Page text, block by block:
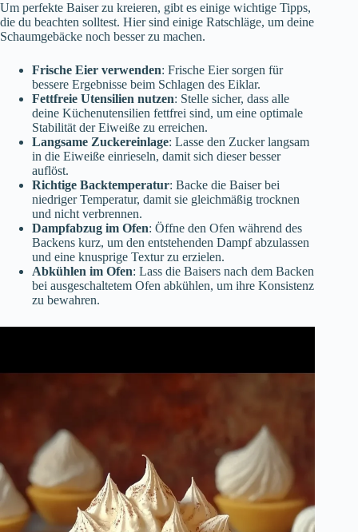
Um perfekte Baiser zu kreieren, gibt es einige wichtige Tipps,
die du beachten solltest. Hier sind einige Ratschläge, um deine
Schaumgebäcke noch besser zu machen.
Frische Eier verwenden: Frische Eier sorgen für
bessere Ergebnisse beim Schlagen des Eiklar.
Fettfreie Utensilien nutzen: Stelle sicher, dass alle
deine Küchenutensilien fettfrei sind, um eine optimale
Stabilität der Eiweiße zu erreichen.
Langsame Zuckereinlage: Lasse den Zucker langsam
in die Eiweiße einrieseln, damit sich dieser besser
auflöst.
Richtige Backtemperatur: Backe die Baiser bei
niedriger Temperatur, damit sie gleichmäßig trocknen
und nicht verbrennen.
Dampfabzug im Ofen: Öffne den Ofen während des
Backens kurz, um den entstehenden Dampf abzulassen
und eine knusprige Textur zu erzielen.
Abkühlen im Ofen: Lass die Baisers nach dem Backen
bei ausgeschaltetem Ofen abkühlen, um ihre Konsistenz
zu bewahren.